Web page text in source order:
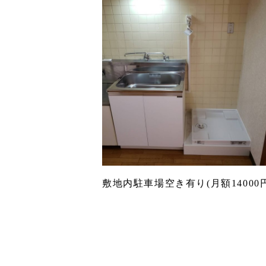
敷地内駐車場空き有り(月額14000